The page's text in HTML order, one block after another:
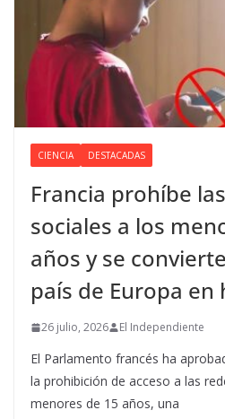
CIENCIA DESTACADAS
Francia prohíbe
sociales a los
años y se
país de Europa en
26 julio, 2026 El Independiente
El Parlamento francés ha
la prohibición de acceso a las
menores de 15 años, una